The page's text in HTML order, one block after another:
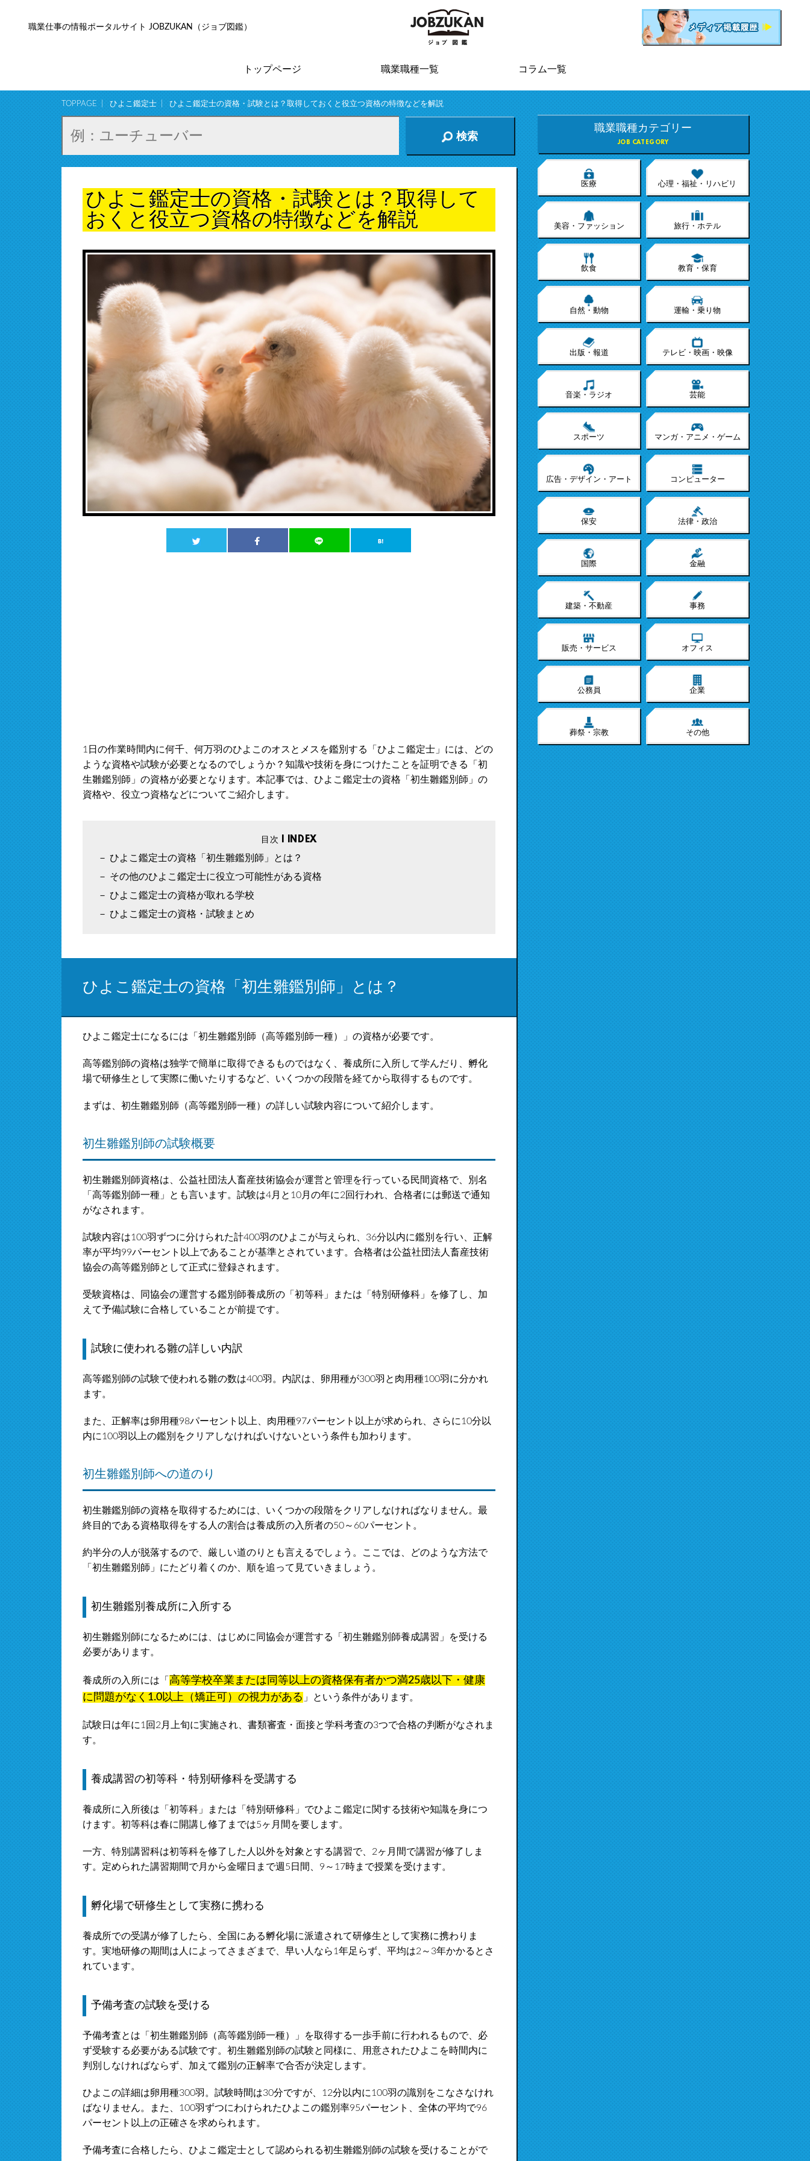
職業仕事の情報ポータルサイト JOBZUKAN（ジョブ図鑑）
トップページ 職業職種一覧 コラム一覧
TOPPAGE ひよこ鑑定士 ひよこ鑑定士の資格・試験とは？取得しておくと役立つ資格の特徴などを解説
検索
ひよこ鑑定士の資格・試験とは？取得して
おくと役立つ資格の特徴などを解説
1日の作業時間内に何千、何万羽のひよこのオスとメスを鑑別する「ひよこ鑑定士」には、どの
ような資格や試験が必要となるのでしょうか？知識や技術を身につけたことを証明できる「初
生雛鑑別師」の資格が必要となります。本記事では、ひよこ鑑定士の資格「初生雛鑑別師」の
資格や、役立つ資格などについてご紹介します。
ひよこ鑑定士の資格「初生雛鑑別師」とは？
その他のひよこ鑑定士に役立つ可能性がある資格
ひよこ鑑定士の資格が取れる学校
ひよこ鑑定士の資格・試験まとめ
ひよこ鑑定士の資格「初生雛鑑別師」とは？
ひよこ鑑定士になるには「初生雛鑑別師（高等鑑別師一種）」の資格が必要です。
高等鑑別師の資格は独学で簡単に取得できるものではなく、養成所に入所して学んだり、孵化
場で研修生として実際に働いたりするなど、いくつかの段階を経てから取得するものです。
まずは、初生雛鑑別師（高等鑑別師一種）の詳しい試験内容について紹介します。
初生雛鑑別師の試験概要
初生雛鑑別師資格は、公益社団法人畜産技術協会が運営と管理を行っている民間資格で、別名
「高等鑑別師一種」とも言います。試験は4月と10月の年に2回行われ、合格者には郵送で通知
がなされます。
試験内容は100羽ずつに分けられた計400羽のひよこが与えられ、36分以内に鑑別を行い、正解
率が平均99パーセント以上であることが基準とされています。合格者は公益社団法人畜産技術
協会の高等鑑別師として正式に登録されます。
受験資格は、同協会の運営する鑑別師養成所の「初等科」または「特別研修科」を修了し、加
えて予備試験に合格していることが前提です。
試験に使われる雛の詳しい内訳
高等鑑別師の試験で使われる雛の数は400羽。内訳は、卵用種が300羽と肉用種100羽に分かれ
ます。
また、正解率は卵用種98パーセント以上、肉用種97パーセント以上が求められ、さらに10分以
内に100羽以上の鑑別をクリアしなければいけないという条件も加わります。
初生雛鑑別師への道のり
初生雛鑑別師の資格を取得するためには、いくつかの段階をクリアしなければなりません。最
終目的である資格取得をする人の割合は養成所の入所者の50～60パーセント。
約半分の人が脱落するので、厳しい道のりとも言えるでしょう。ここでは、どのような方法で
「初生雛鑑別師」にたどり着くのか、順を追って見ていきましょう。
初生雛鑑別養成所に入所する
初生雛鑑別師になるためには、はじめに同協会が運営する「初生雛鑑別師養成講習」を受ける
必要があります。
養成所の入所には「 高等学校卒業または同等以上の資格保有者かつ満25歳以下・健康
に問題がなく1.0以上（矯正可）の視力がある 」という条件があります。
試験日は年に1回2月上旬に実施され、書類審査・面接と学科考査の3つで合格の判断がなされま
す。
養成講習の初等科・特別研修科を受講する
養成所に入所後は「初等科」または「特別研修科」でひよこ鑑定に関する技術や知識を身につ
けます。初等科は春に開講し修了までは5ヶ月間を要します。
一方、特別講習科は初等科を修了した人以外を対象とする講習で、2ヶ月間で講習が修了しま
す。定められた講習期間で月から金曜日まで週5日間、9～17時まで授業を受けます。
孵化場で研修生として実務に携わる
養成所での受講が修了したら、全国にある孵化場に派遣されて研修生として実務に携わりま
す。実地研修の期間は人によってさまざまで、早い人なら1年足らず、平均は2～3年かかるとさ
れています。
予備考査の試験を受ける
予備考査とは「初生雛鑑別師（高等鑑別師一種）」を取得する一歩手前に行われるもので、必
ず受験する必要がある試験です。初生雛鑑別師の試験と同様に、用意されたひよこを時間内に
判別しなければならず、加えて鑑別の正解率で合否が決定します。
ひよこの詳細は卵用種300羽。試験時間は30分ですが、12分以内に100羽の識別をこなさなけれ
ばなりません。また、100羽ずつにわけられたひよこの鑑別率95パーセント、全体の平均で96
パーセント以上の正確さを求められます。
予備考査に合格したら、ひよこ鑑定士として認められる初生雛鑑別師の試験を受けることがで
職業職種カテゴリー
JOB CATEGORY
医療 心理・福祉・リハビリ
美容・ファッション 旅行・ホテル
飲食 教育・保育
自然・動物 運輸・乗り物
出版・報道 テレビ・映画・映像
音楽・ラジオ 芸能
スポーツ マンガ・アニメ・ゲーム
広告・デザイン・アート コンピューター
保安 法律・政治
国際 金融
建築・不動産 事務
販売・サービス オフィス
公務員 企業
葬祭・宗教 その他